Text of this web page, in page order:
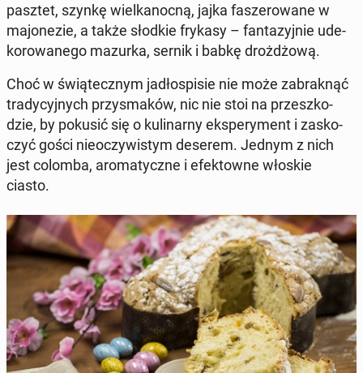
pasztet, szynkę wiel­ka­noc­ną, jajka fa­sze­ro­wa­ne w
ma­jo­ne­zie, a także słodkie frykasy – fan­ta­zyj­nie ude­
ko­ro­wa­ne­go mazurka, sernik i babkę droż­dżo­wą.
Choć w świą­tecz­nym ja­dło­spi­sie nie może za­brak­nąć
tra­dy­cyj­nych przy­sma­ków, nic nie stoi na prze­szko­
dzie, by pokusić się o ku­li­nar­ny eks­pe­ry­ment i za­sko­
czyć gości nie­oczy­wi­stym deserem. Jednym z nich
jest colomba, aro­ma­tycz­ne i efek­tow­ne włoskie
ciasto.